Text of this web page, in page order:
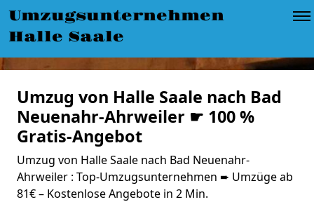
Umzugsunternehmen
Halle Saale
Umzug von Halle Saale nach Bad
Neuenahr-Ahrweiler ☛ 100 %
Gratis-Angebot
Umzug von Halle Saale nach Bad Neuenahr-
Ahrweiler : Top-Umzugsunternehmen ➨ Umzüge ab
81€ – Kostenlose Angebote in 2 Min.